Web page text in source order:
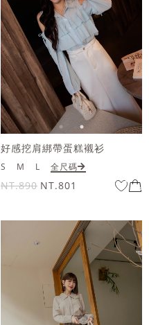
好感挖肩綁帶蛋糕襯衫
S M L 全尺碼
NT.890 NT.801